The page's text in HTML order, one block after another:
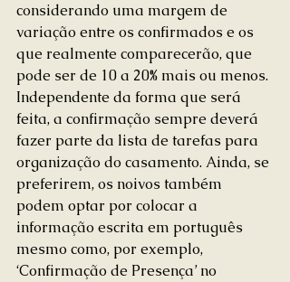
considerando uma margem de
variação entre os confirmados e os
que realmente comparecerão, que
pode ser de 10 a 20% mais ou menos.
Independente da forma que será
feita, a confirmação sempre deverá
fazer parte da lista de tarefas para
organização do casamento. Ainda, se
preferirem, os noivos também
podem optar por colocar a
informação escrita em português
mesmo como, por exemplo,
‘Confirmação de Presença’ no